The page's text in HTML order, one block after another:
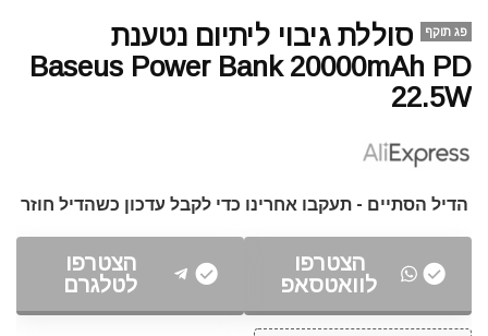
פג תוקף
סוללת גיבוי ליתיום נטענת
Baseus Power Bank 20000mAh PD
22.5W
הדיל הסתיים - תעקבו אחרינו כדי לקבל עדכון כשהדיל חוזר
הצטרפו
לוואטסאפ
הצטרפו
לטלגרם